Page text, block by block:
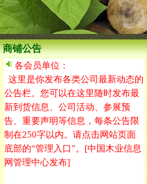
商铺公告
各会员单位：
这里是你发布各类公司最新动态的
公告栏。您可以在这里随时发布最
新到货信息、公司活动、参展预
告、重要声明等信息，每条公告限
制在250字以内。请点击网站页面
底部的“管理入口”。[中国木业信息
网管理中心发布]